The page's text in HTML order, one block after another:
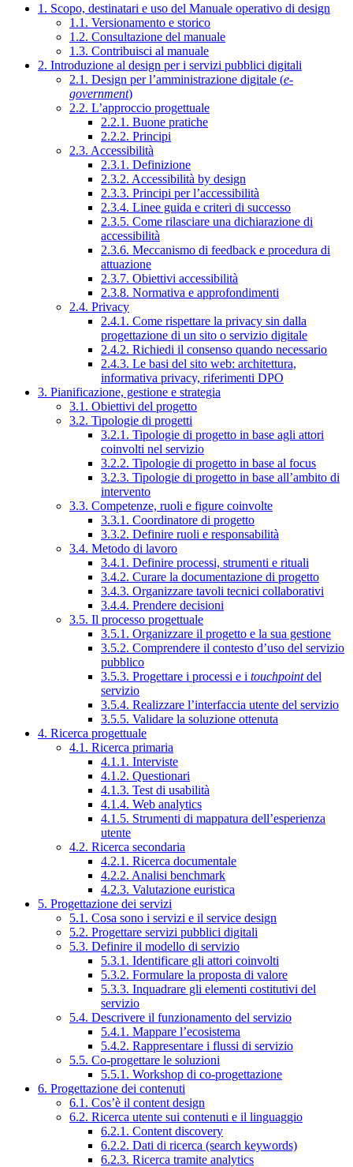
1. Scopo, destinatari e uso del Manuale operativo di design
1.1. Versionamento e storico
1.2. Consultazione del manuale
1.3. Contribuisci al manuale
2. Introduzione al design per i servizi pubblici digitali
2.1. Design per l’amministrazione digitale (e-
government)
2.2. L’approccio progettuale
2.2.1. Buone pratiche
2.2.2. Principi
2.3. Accessibilità
2.3.1. Definizione
2.3.2. Accessibilità by design
2.3.3. Principi per l’accessibilità
2.3.4. Linee guida e criteri di successo
2.3.5. Come rilasciare una dichiarazione di
accessibilità
2.3.6. Meccanismo di feedback e procedura di
attuazione
2.3.7. Obiettivi accessibilità
2.3.8. Normativa e approfondimenti
2.4. Privacy
2.4.1. Come rispettare la privacy sin dalla
progettazione di un sito o servizio digitale
2.4.2. Richiedi il consenso quando necessario
2.4.3. Le basi del sito web: architettura,
informativa privacy, riferimenti DPO
3. Pianificazione, gestione e strategia
3.1. Obiettivi del progetto
3.2. Tipologie di progetti
3.2.1. Tipologie di progetto in base agli attori
coinvolti nel servizio
3.2.2. Tipologie di progetto in base al focus
3.2.3. Tipologie di progetto in base all’ambito di
intervento
3.3. Competenze, ruoli e figure coinvolte
3.3.1. Coordinatore di progetto
3.3.2. Definire ruoli e responsabilità
3.4. Metodo di lavoro
3.4.1. Definire processi, strumenti e rituali
3.4.2. Curare la documentazione di progetto
3.4.3. Organizzare tavoli tecnici collaborativi
3.4.4. Prendere decisioni
3.5. Il processo progettuale
3.5.1. Organizzare il progetto e la sua gestione
3.5.2. Comprendere il contesto d’uso del servizio
pubblico
3.5.3. Progettare i processi e i touchpointdel
servizio
3.5.4. Realizzare l’interfaccia utente del servizio
3.5.5. Validare la soluzione ottenuta
4. Ricerca progettuale
4.1. Ricerca primaria
4.1.1. Interviste
4.1.2. Questionari
4.1.3. Test di usabilità
4.1.4. Web analytics
4.1.5. Strumenti di mappatura dell’esperienza
utente
4.2. Ricerca secondaria
4.2.1. Ricerca documentale
4.2.2. Analisi benchmark
4.2.3. Valutazione euristica
5. Progettazione dei servizi
5.1. Cosa sono i servizi e il service design
5.2. Progettare servizi pubblici digitali
5.3. Definire il modello di servizio
5.3.1. Identificare gli attori coinvolti
5.3.2. Formulare la proposta di valore
5.3.3. Inquadrare gli elementi costitutivi del
servizio
5.4. Descrivere il funzionamento del servizio
5.4.1. Mappare l’ecosistema
5.4.2. Rappresentare i flussi di servizio
5.5. Co-progettare le soluzioni
5.5.1. Workshop di co-progettazione
6. Progettazione dei contenuti
6.1. Cos’è il content design
6.2. Ricerca utente sui contenuti e il linguaggio
6.2.1. Content discovery
6.2.2. Dati di ricerca (search keywords)
6.2.3. Ricerca tramite analytics